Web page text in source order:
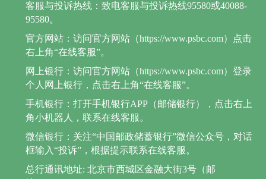
客服与投诉热线：致电客服与投诉热线95580或40088-
95580。
官方网站：访问官方网站（https://www.psbc.com）点击
右上角“在线客服”。
网上银行：访问官方网站（https://www.psbc.com）登录
个人网上银行，点击右上角“在线客服”。
手机银行：打开手机银行APP（邮储银行），点击右上
角小机器人，联系在线客服。
微信银行：关注“中国邮政储蓄银行”微信公众号，对话
框输入“投诉”，根据提示联系在线客服。
总行通讯地址: 北京市西城区金融大街3号（邮